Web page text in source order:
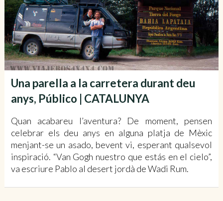
Una parella a la carretera durant deu
anys, Público | CATALUNYA
Quan acabareu l’aventura? De moment, pensen
celebrar els deu anys en alguna platja de Mèxic
menjant-se un asado, bevent vi, esperant qualsevol
inspiració. “Van Gogh nuestro que estás en el cielo”,
va escriure Pablo al desert jordà de Wadi Rum.